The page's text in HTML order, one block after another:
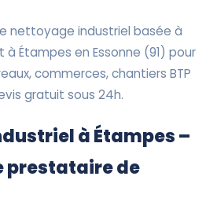
nettoyage industriel basée à
à Étampes en Essonne (91) pour
commerces, chantiers BTP
gratuit sous 24h.
à Étampes –
prestataire de